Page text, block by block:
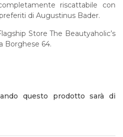
riscattabile con
di Augustinus Bader.
Store The Beautyaholic’s
Borghese 64.
questo prodotto sarà di